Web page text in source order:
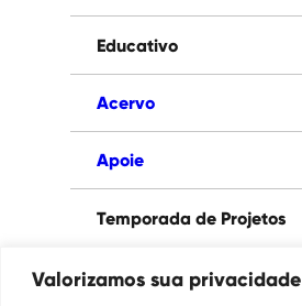
Valorizamos sua privacidade
Educativo
Acervo
Apoie
Temporada de Projetos
Paço das Artes